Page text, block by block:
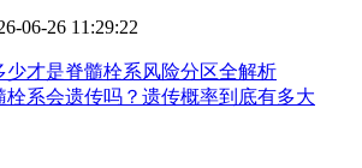
06-26 11:29:22
少才是脊髓栓系风险分区全解析
栓系会遗传吗？遗传概率到底有多大